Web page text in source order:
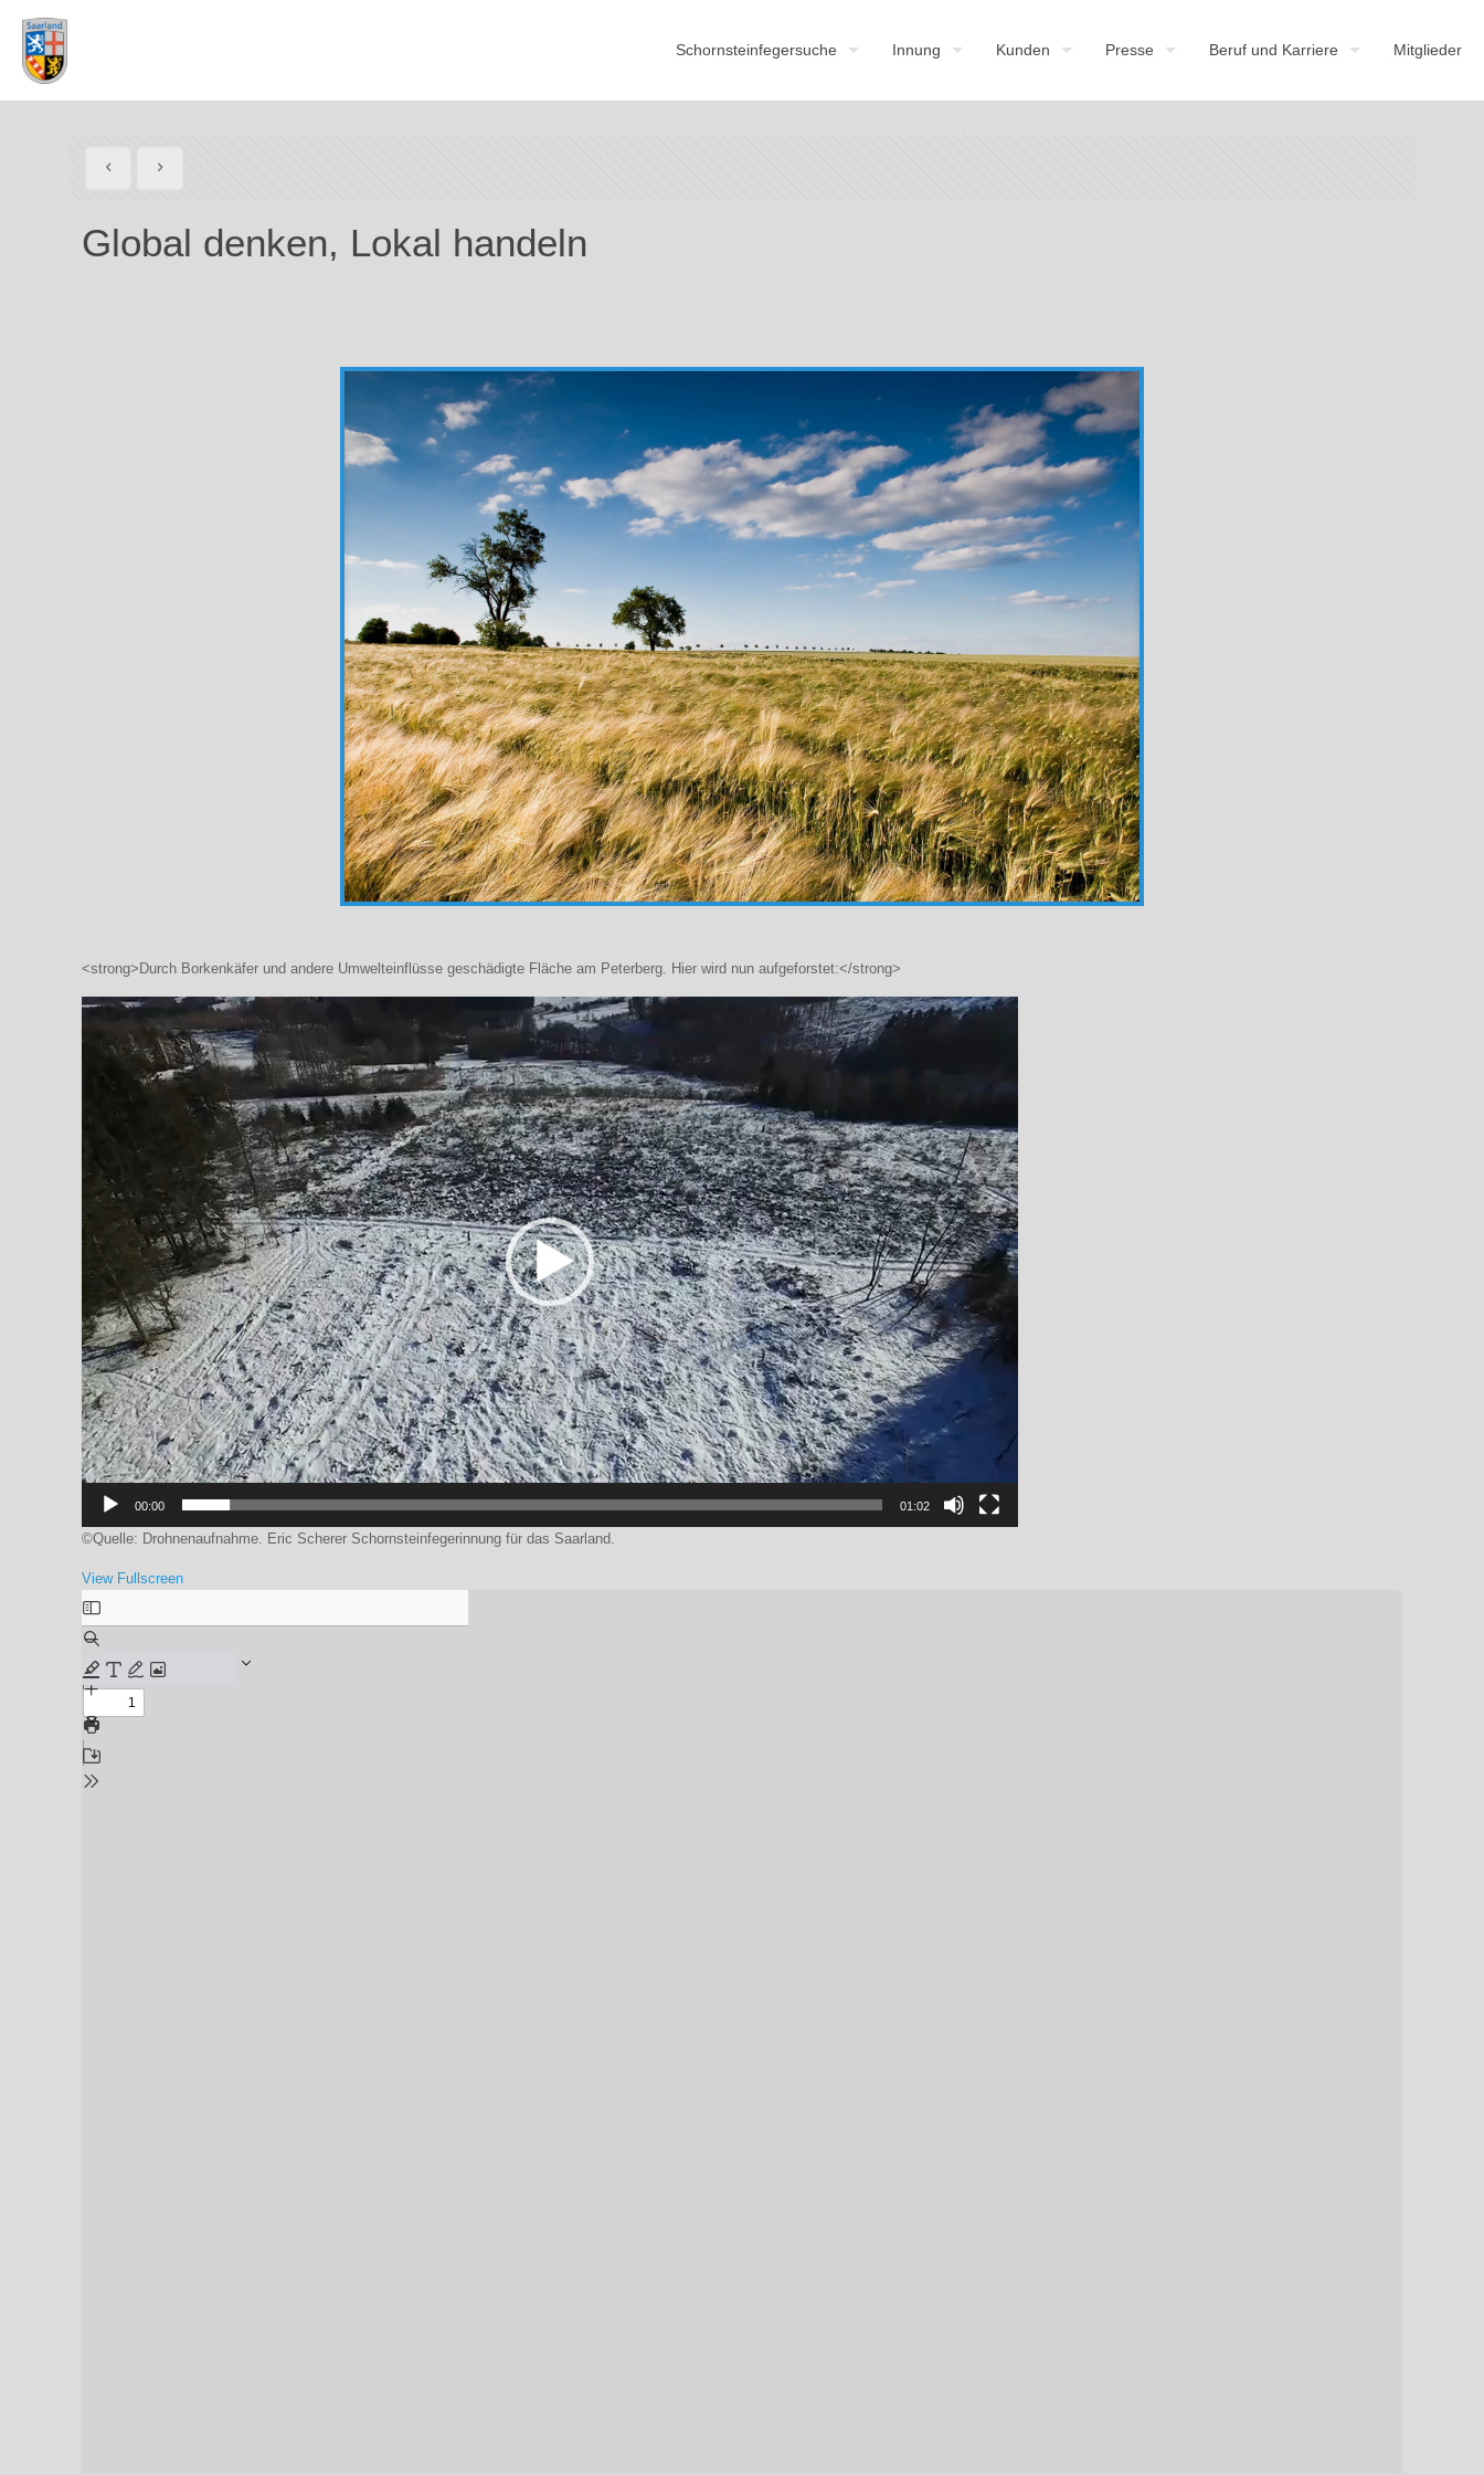
Schornsteinfegersuche Innung Kunden Presse Beruf und Karriere Mitglieder
Global denken, Lokal handeln
<strong>Durch Borkenkäfer und andere Umwelteinflüsse geschädigte Fläche am Peterberg. Hier wird nun aufgeforstet:</strong>
Video-
00:00 01:02
©Quelle: Drohnenaufnahme. Eric Scherer Schornsteinfegerinnung für das Saarland.
View Fullscreen
Zum
PDF-
Inhalt
springen